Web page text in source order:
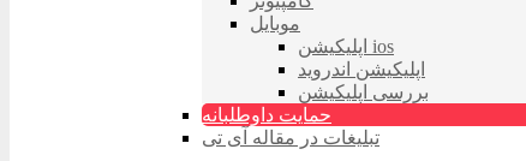
موبایل
اپلیکیشن ios
اپلیکیشن اندروید
بررسی اپلیکیشن
حمایت داوطلبانه
تبلیغات در مقاله آی تی